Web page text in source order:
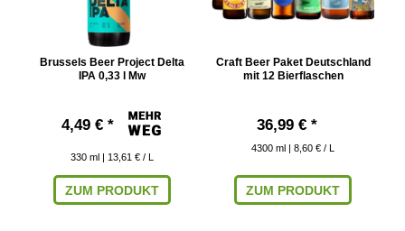
Brussels Beer Project Delta
IPA 0,33 l Mw
4,49 € *
330 ml | 13,61 € / L
ZUM PRODUKT
Craft Beer Paket Deutschland
mit 12 Bierflaschen
36,99 € *
4300 ml | 8,60 € / L
ZUM PRODUKT